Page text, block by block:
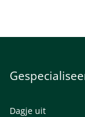
Dagje uit